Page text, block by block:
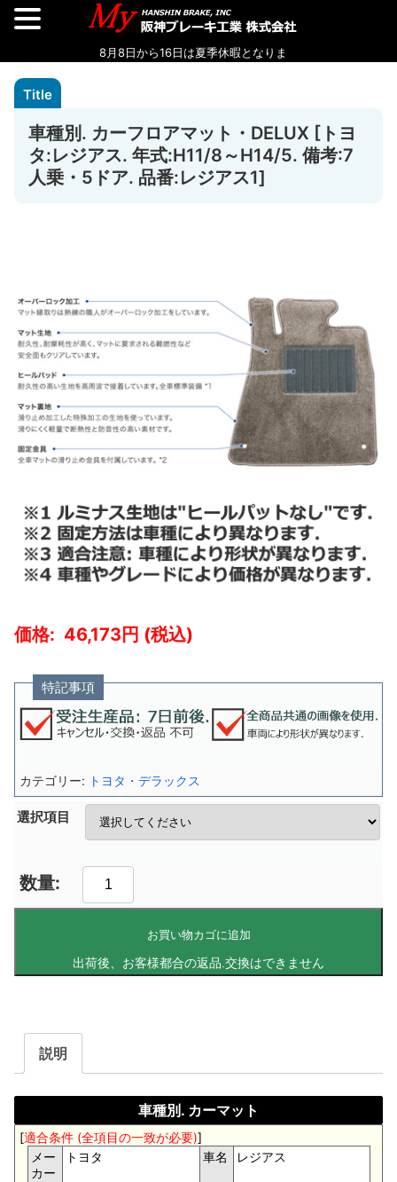
車種別. カーフロアマット・DELUX [トヨ
タ:レジアス. 年式:H11/8～H14/5. 備考:7
人乗・5ドア. 品番:レジアス1]
46,173
特記事項
選択項目
お買い物カゴに追加
カテゴリー: トヨタ・デラックス
説明
車種別. カーマット
[適合条件 (全項目の一致が必要)]
メー
カー
トヨタ 車名 レジアス